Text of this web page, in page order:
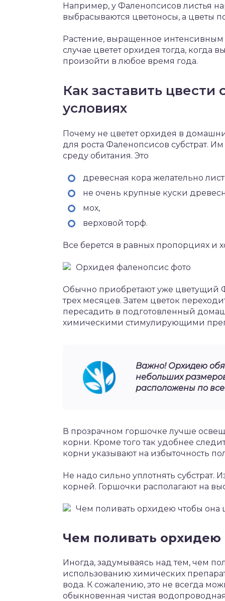
Например, у Фаленопсисов листья
выбрасываются цветоносы, а цветы
Растение, выращенное
случае цветет орхидея тогда, когда
произойти в любое время года.
Как заставить
условиях
Почему не цветет орхидея в
для роста Фаленопсисов субстрат.
среду обитания. Это
древесная кора желательно
не очень крупные куски
мох,
верховой торф.
Все берется в равных пропорциях и
Орхидея фаленопсис фото
Обычно приобретают уже цветущий
трех месяцев. Затем цветок
пересадить в подготовленный
химическими стимулирующими
Важно! Орхидею
небольших
расположены по
В прозрачном горшочке лучше
корни. Кроме того так удобнее
корни указывают на избыточность
Не надо сильно уплотнять субстрат.
корней. Горшочки располагают на
Чем поливать орхидею чтобы она
Чем поливать орхидею
Иногда, задумываясь над тем, чем
использованию химических
вода. К сожалению, это не всегда
обыкновенная чистая